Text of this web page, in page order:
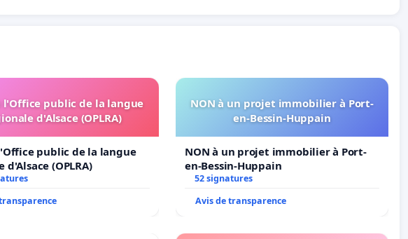
l'Office public de la langue
d'Alsace (OPLRA)
public de la langue
d'Alsace (OPLRA)
NON à un projet immobilier à Port-
en-Bessin-Huppain
NON à un projet immobilier à Port-
en-Bessin-Huppain
52 signatures
Avis de transparence